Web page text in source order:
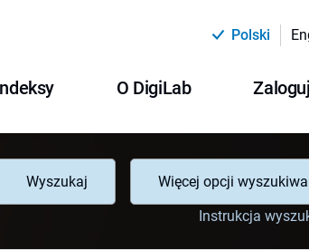
Polski
O DigiLab
Wyszukaj
Więcej opcji
Instrukcja